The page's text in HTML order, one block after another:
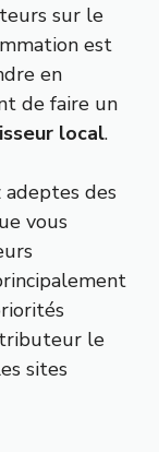
sur le
est
en
de faire un
local.
adeptes des
vous
le
sites